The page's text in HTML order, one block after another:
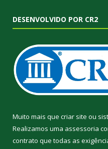
DESENVOLVIDO POR CR2
Muito mais que criar site ou
Realizamos uma assessoria
contrato que todas as